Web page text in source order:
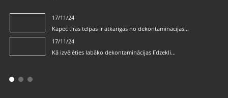
17/11/24
Kāpēc tīrās telpas ir atkarīgas no dekontaminācijas...
17/11/24
Kā izvēlēties labāko dekontaminācijas līdzekli...